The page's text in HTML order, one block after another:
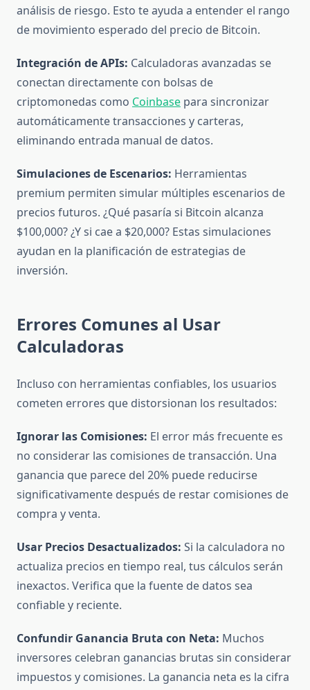
análisis de riesgo. Esto te ayuda a entender el rango
de movimiento esperado del precio de Bitcoin.
Integración de APIs: Calculadoras avanzadas se
conectan directamente con bolsas de
criptomonedas como Coinbase para sincronizar
automáticamente transacciones y carteras,
eliminando entrada manual de datos.
Simulaciones de Escenarios: Herramientas
premium permiten simular múltiples escenarios de
precios futuros. ¿Qué pasaría si Bitcoin alcanza
$100,000? ¿Y si cae a $20,000? Estas simulaciones
ayudan en la planificación de estrategias de
inversión.
Errores Comunes al Usar
Calculadoras
Incluso con herramientas confiables, los usuarios
cometen errores que distorsionan los resultados:
Ignorar las Comisiones: El error más frecuente es
no considerar las comisiones de transacción. Una
ganancia que parece del 20% puede reducirse
significativamente después de restar comisiones de
compra y venta.
Usar Precios Desactualizados: Si la calculadora no
actualiza precios en tiempo real, tus cálculos serán
inexactos. Verifica que la fuente de datos sea
confiable y reciente.
Confundir Ganancia Bruta con Neta: Muchos
inversores celebran ganancias brutas sin considerar
impuestos y comisiones. La ganancia neta es la cifra